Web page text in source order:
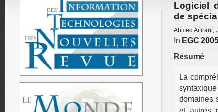
Logiciel
de
Ahmed Amrani,
In EGC 2005
Résumé
La
domaines
et autres